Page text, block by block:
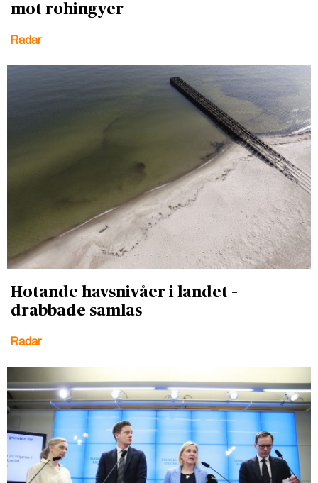
mot rohingyer
Radar
Hotande havsnivåer i landet –
drabbade samlas
Radar